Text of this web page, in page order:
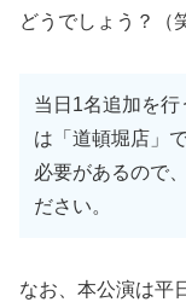
どうでしょう？（
当日1名追加を
は「道頓堀店」
必要があるので
ださい。
なお、本公演は平